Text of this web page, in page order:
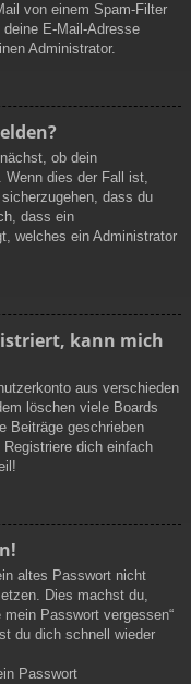
von einem Spam-Filter
E-Mail-Adresse
Administrator.
ob dein
Wenn dies der Fall ist,
dass du
dass ein
welches ein Administrator
kann mich
aus verschieden
löschen viele Boards
Beiträge geschrieben
dich einfach
altes Passwort nicht
Dies machst du,
Passwort vergessen“
du dich schnell wieder
Passwort